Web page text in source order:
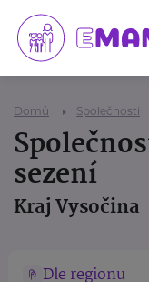
Domů Společnosti
sezení
Kraj Vysočina
Dle regionu